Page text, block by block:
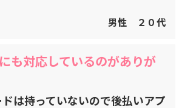
男性 ２０代
も対応しているのがありが
は持っていないので後払いアプ